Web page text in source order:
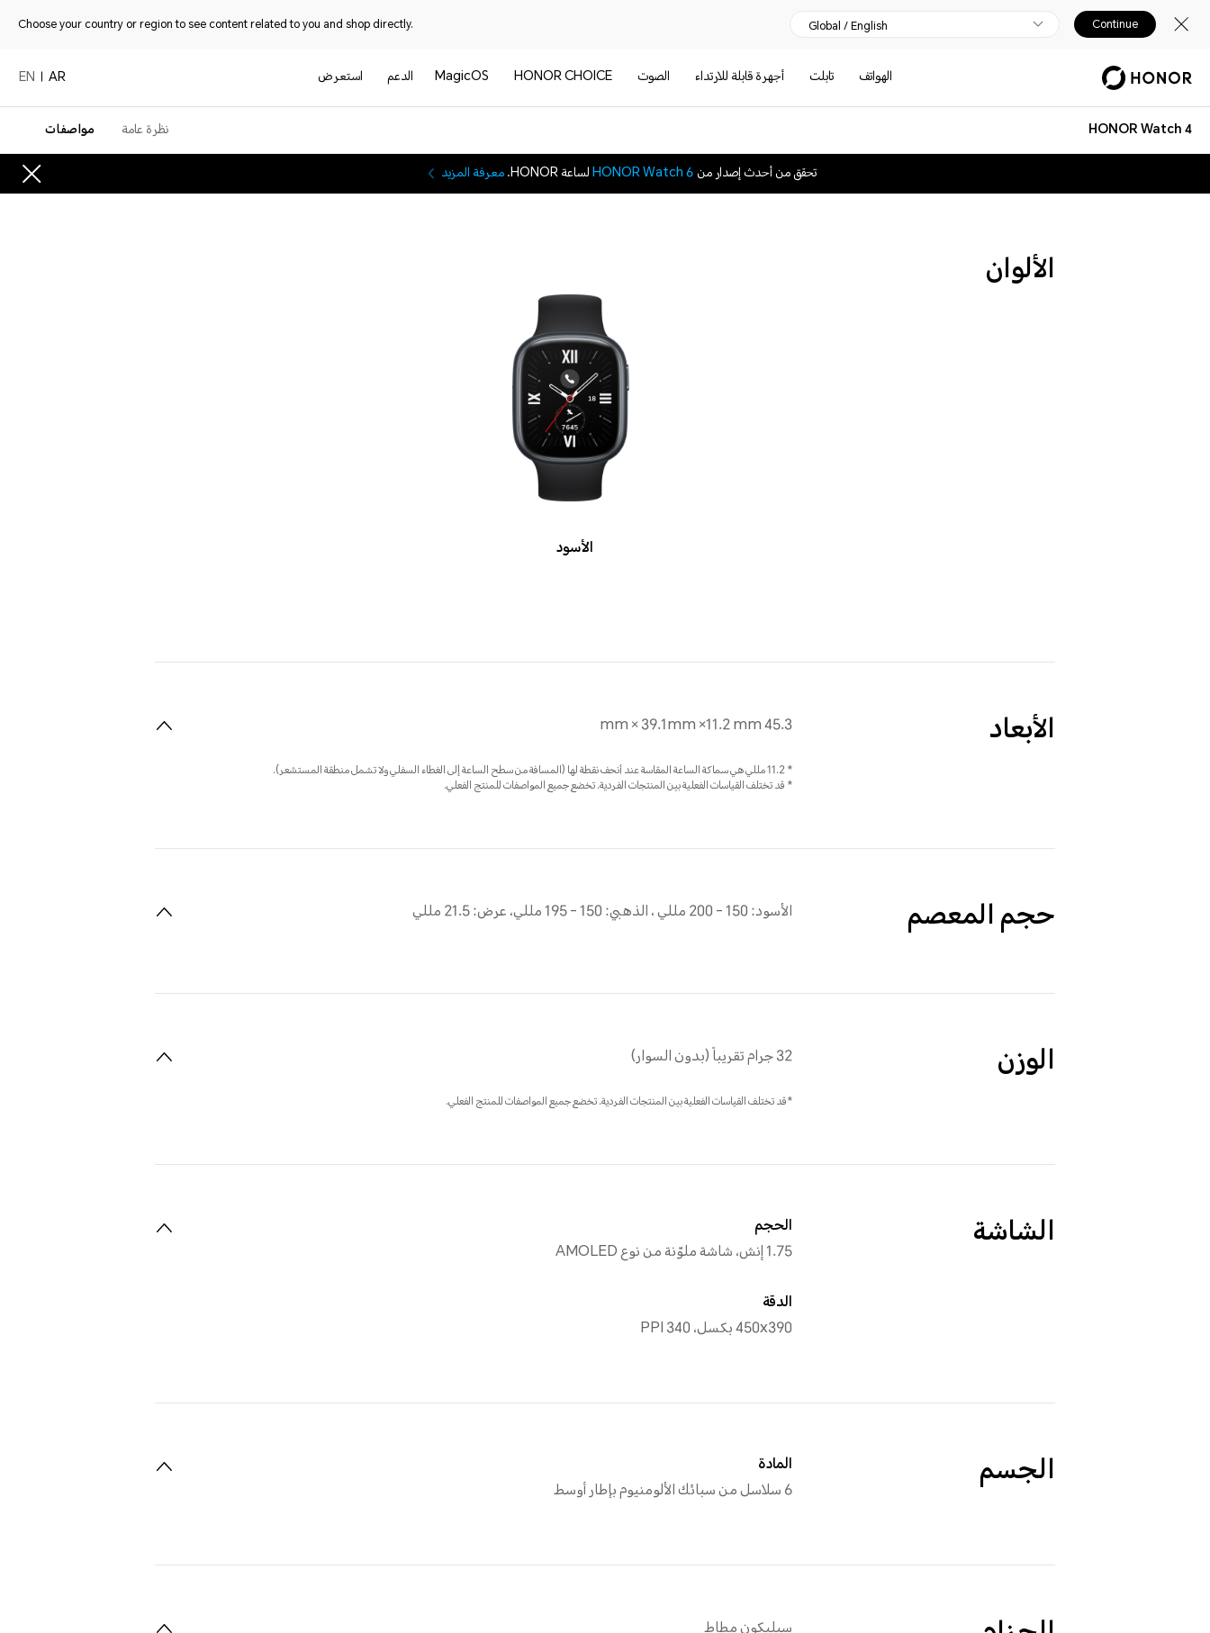
Choose your country or region to see content related to you and shop directly. Global / English Continue
الهواتف تابلت أجهرة قابلة للارتداء الصوت HONOR CHOICE
MagicOS الدعم استعرض AR
EN
HONOR Watch 4 نظرة عامة
مواصفات
تحقق من أحدث إصدار منHONOR Watch 6لساعة HONOR. معرفة المزيد
الألوان
الأسود
الأبعاد 45.3 mm × 39.1mm ×11.2 mm
* 11.2 مللي هي سماكة الساعة المقاسة عند أنحف نقطة لها (المسافة من سطح الساعة إلى الغطاء السفلي ولا تشمل منطقة المستشعر).
* قد تختلف القياسات الفعلية بين المنتجات الفردية. تخضع جميع المواصفات للمنتج الفعلي.
حجم المعصم الأسود: 150 - 200 مللي ، الذهبي: 150 - 195 مللي، عرض: 21.5 مللي
الوزن 32 جرام تقريباً (بدون السوار)
*قد تختلف القياسات الفعلية بين المنتجات الفردية. تخضع جميع المواصفات للمنتج الفعلي.
الشاشة
الحجم
1.75 إنش، شاشة ملوّنة من نوع AMOLED
الدقة
450x390 بكسل، 340 PPI
الجسم
المادة
6 سلاسل من سبائك الألومنيوم بإطار أوسط